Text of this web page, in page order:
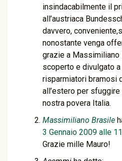
insindacabilmente il
all’austriaca
davvero,
nonostante venga
grazie a Massimiliano
scoperto e divulgato
risparmiatori bramosi
all’estero per
nostra povera Italia.
Massimiliano Brasile
3 Gennaio 2009 alle
Grazie mille Mauro!